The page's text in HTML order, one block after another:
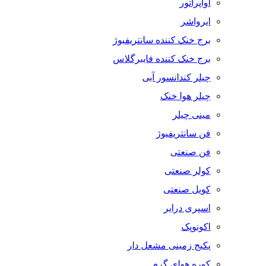
اواپراتور
ایرواشر
برج خنک کننده سانتریفیوژ
برج خنک کننده فایبرگلاس
چیلر کندانسور آبی
چیلر هوا خنک
مینی چیلر
فن سانتریفیوژ
فن صنعتی
کولر صنعتی
کویل صنعتی
اسپری درایر
اکونوپک
پکیج زمینی مشعل دار
کوره هوای گرم